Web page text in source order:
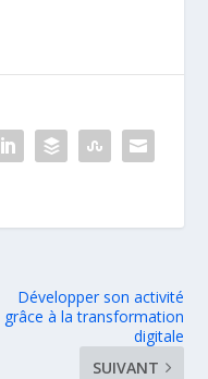
Développer son activité
grâce à la transformation
digitale
SUIVANT